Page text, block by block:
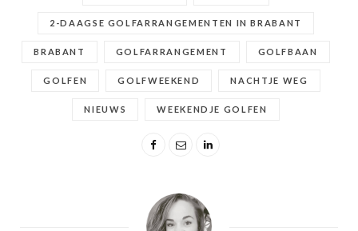
2-DAAGSE GOLFARRANGEMENTEN IN BRABANT
BRABANT GOLFARRANGEMENT GOLFBAAN
GOLFEN GOLFWEEKEND NACHTJE WEG
NIEUWS WEEKENDJE GOLFEN